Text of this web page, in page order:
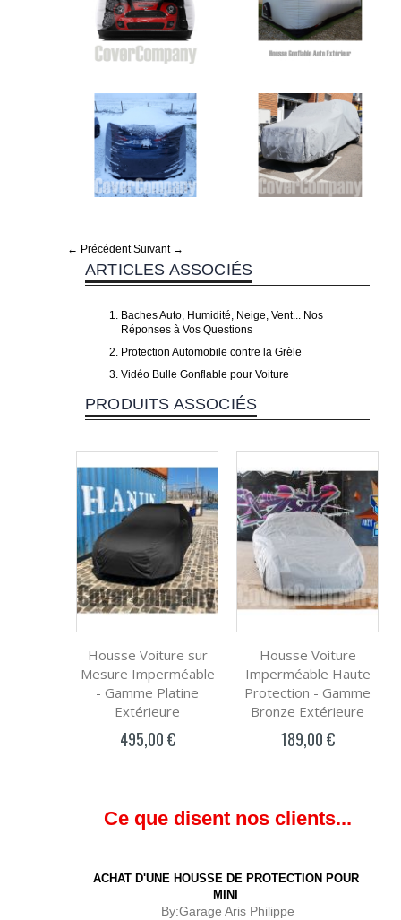
← Précédent Suivant →
ARTICLES ASSOCIÉS
Baches Auto, Humidité, Neige, Vent... Nos
Réponses à Vos Questions
Protection Automobile contre la Grèle
Vidéo Bulle Gonflable pour Voiture
PRODUITS ASSOCIÉS
Housse Voiture sur
Mesure Imperméable
- Gamme Platine
Extérieure
495,00 €
Housse Voiture
Imperméable Haute
Protection - Gamme
Bronze Extérieure
189,00 €
Ce que disent nos clients...
ACHAT D'UNE HOUSSE DE PROTECTION POUR
MINI
By:Garage Aris Philippe